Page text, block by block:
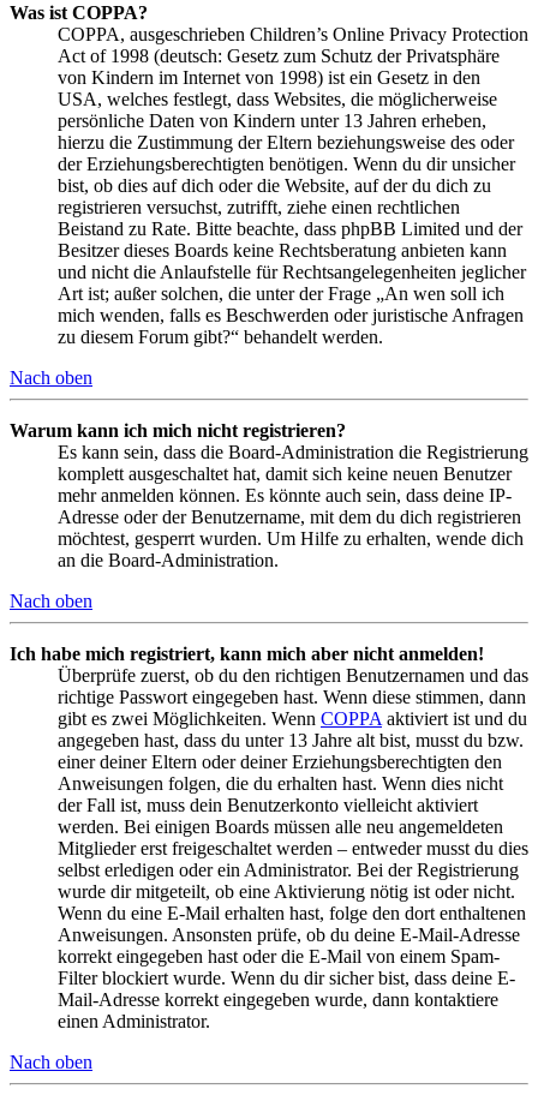
Was ist COPPA?
COPPA, ausgeschrieben Children’s Online Privacy Protection
Act of 1998 (deutsch: Gesetz zum Schutz der Privatsphäre
von Kindern im Internet von 1998) ist ein Gesetz in den
USA, welches festlegt, dass Websites, die möglicherweise
persönliche Daten von Kindern unter 13 Jahren erheben,
hierzu die Zustimmung der Eltern beziehungsweise des oder
der Erziehungsberechtigten benötigen. Wenn du dir unsicher
bist, ob dies auf dich oder die Website, auf der du dich zu
registrieren versuchst, zutrifft, ziehe einen rechtlichen
Beistand zu Rate. Bitte beachte, dass phpBB Limited und der
Besitzer dieses Boards keine Rechtsberatung anbieten kann
und nicht die Anlaufstelle für Rechtsangelegenheiten jeglicher
Art ist; außer solchen, die unter der Frage „An wen soll ich
mich wenden, falls es Beschwerden oder juristische Anfragen
zu diesem Forum gibt?“ behandelt werden.
Nach oben
Warum kann ich mich nicht registrieren?
Es kann sein, dass die Board-Administration die Registrierung
komplett ausgeschaltet hat, damit sich keine neuen Benutzer
mehr anmelden können. Es könnte auch sein, dass deine IP-
Adresse oder der Benutzername, mit dem du dich registrieren
möchtest, gesperrt wurden. Um Hilfe zu erhalten, wende dich
an die Board-Administration.
Nach oben
Ich habe mich registriert, kann mich aber nicht anmelden!
Überprüfe zuerst, ob du den richtigen Benutzernamen und das
richtige Passwort eingegeben hast. Wenn diese stimmen, dann
gibt es zwei Möglichkeiten. Wenn COPPA aktiviert ist und du
angegeben hast, dass du unter 13 Jahre alt bist, musst du bzw.
einer deiner Eltern oder deiner Erziehungsberechtigten den
Anweisungen folgen, die du erhalten hast. Wenn dies nicht
der Fall ist, muss dein Benutzerkonto vielleicht aktiviert
werden. Bei einigen Boards müssen alle neu angemeldeten
Mitglieder erst freigeschaltet werden – entweder musst du dies
selbst erledigen oder ein Administrator. Bei der Registrierung
wurde dir mitgeteilt, ob eine Aktivierung nötig ist oder nicht.
Wenn du eine E-Mail erhalten hast, folge den dort enthaltenen
Anweisungen. Ansonsten prüfe, ob du deine E-Mail-Adresse
korrekt eingegeben hast oder die E-Mail von einem Spam-
Filter blockiert wurde. Wenn du dir sicher bist, dass deine E-
Mail-Adresse korrekt eingegeben wurde, dann kontaktiere
einen Administrator.
Nach oben